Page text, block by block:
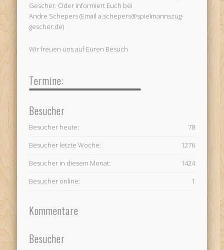
Gescher. Oder informiert Euch bei
Andre Schepers (Email a.schepers@spielmannszug-
gescher.de)
Wir freuen uns auf Euren Besuch
Termine:
Besucher
78
Besucher heute:
1276
Besucher letzte Woche:
1424
Besucher in diesem Monat:
1
Besucher online:
Kommentare
Besucher